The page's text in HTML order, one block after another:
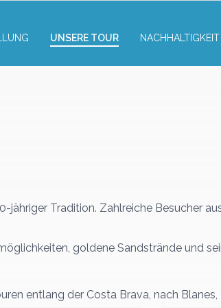
UNSERE TOUR NACHHALTIGKEIT
Tradition. Zahlreiche Besucher
goldene Sandstrände und
entlang der Costa Brava, nach